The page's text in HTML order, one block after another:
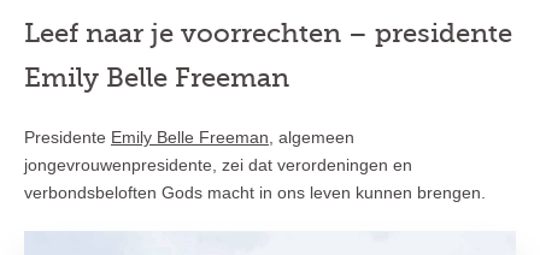
Leef naar je voorrechten – presidente
Emily Belle Freeman
Presidente Emily Belle Freeman , algemeen
jongevrouwenpresidente, zei dat verordeningen en
verbondsbeloften Gods macht in ons leven kunnen brengen.